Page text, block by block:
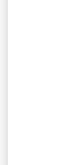
Ne prenez
● en
● en
raison
EN CAS
DE
OU DE